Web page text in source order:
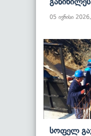
05 ივნისი
Სოფელ